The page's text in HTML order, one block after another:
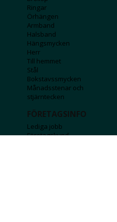
Ringar
Örhängen
Armband
Halsband
Hängsmycken
Herr
Till hemmet
Stål
Bokstavssmycken
Månadsstenar och
stjärntecken
FÖRETAGSINFO
Lediga jobb
Företagskund